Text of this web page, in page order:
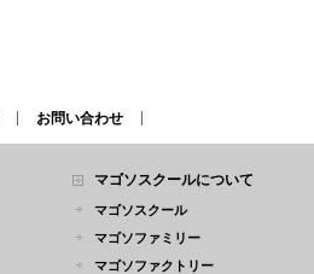
お問い合わせ
マゴソスクールについて
マゴソスクール
マゴソファミリー
マゴソファクトリー